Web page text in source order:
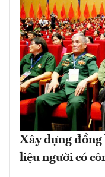
Xây dựng đồng
liệu người có